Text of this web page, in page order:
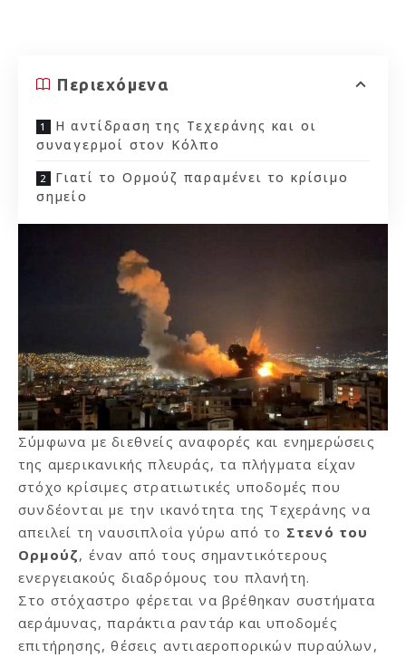
Περιεχόμενα
Η αντίδραση της Τεχεράνης και οι
συναγερμοί στον Κόλπο
Γιατί το Ορμούζ παραμένει το κρίσιμο
σημείο
Σύμφωνα με διεθνείς αναφορές και ενημερώσεις
της αμερικανικής πλευράς, τα πλήγματα είχαν
στόχο κρίσιμες στρατιωτικές υποδομές που
συνδέονται με την ικανότητα της Τεχεράνης να
απειλεί τη ναυσιπλοΐα γύρω από το Στενό του
Ορμούζ, έναν από τους σημαντικότερους
ενεργειακούς διαδρόμους του πλανήτη.
Στο στόχαστρο φέρεται να βρέθηκαν συστήματα
αεράμυνας, παράκτια ραντάρ και υποδομές
επιτήρησης, θέσεις αντιαεροπορικών πυραύλων,